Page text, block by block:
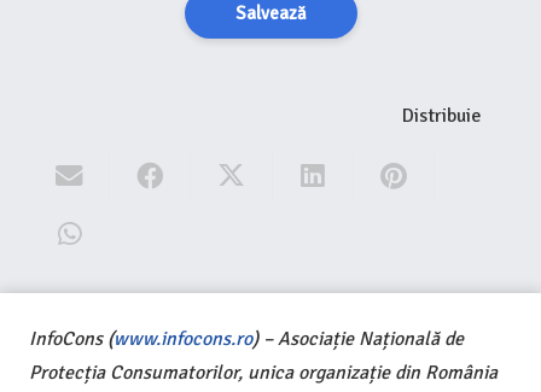
Salvează
Distribuie
InfoCons (www.infocons.ro) – Asociație Națională de
Protecția Consumatorilor, unica organizație din România